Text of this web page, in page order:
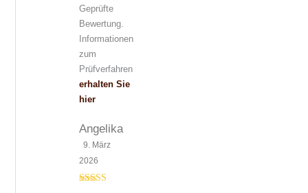
Angelika
9. März
2026
Geprüfte
Bewertung.
Informationen
zum
Prüfverfahren
erhalten Sie
hier